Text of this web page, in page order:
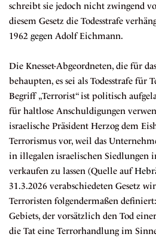
schreibt sie jedoch nicht zwingend
diesem Gesetz die Todesstrafe
1962 gegen Adolf Eichmann.
Die Knesset-Abgeordneten, die für
behaupten, es sei als Todesstrafe für
Begriff „Terrorist“ ist politisch
für haltlose Anschuldigungen
israelische Präsident Herzog dem
Terrorismus vor, weil das
in illegalen israelischen Siedlungen
verkaufen zu lassen (Quelle auf
31.3.2026 verabschiedeten Gesetz
Terroristen folgendermaßen
Gebiets, der vorsätzlich den Tod
die Tat eine Terrorhandlung im Sinne